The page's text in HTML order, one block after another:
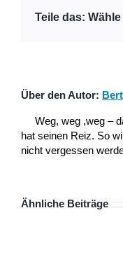
Teile das:
Über den Autor:
Weg, weg ,weg –
hat seinen Reiz. So
nicht vergessen
Ähnliche Beiträge